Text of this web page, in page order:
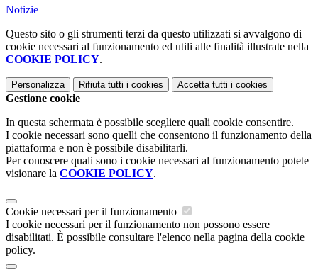
Notizie
Questo sito o gli strumenti terzi da questo utilizzati si avvalgono di
cookie necessari al funzionamento ed utili alle finalità illustrate nella
COOKIE POLICY.
Personalizza Rifiuta tutti i cookies Accetta tutti i cookies
Gestione cookie
In questa schermata è possibile scegliere quali cookie consentire.
I cookie necessari sono quelli che consentono il funzionamento della
piattaforma e non è possibile disabilitarli.
Per conoscere quali sono i cookie necessari al funzionamento potete
visionare la COOKIE POLICY.
Cookie necessari per il funzionamento
I cookie necessari per il funzionamento non possono essere
disabilitati. È possibile consultare l'elenco nella pagina della cookie
policy.